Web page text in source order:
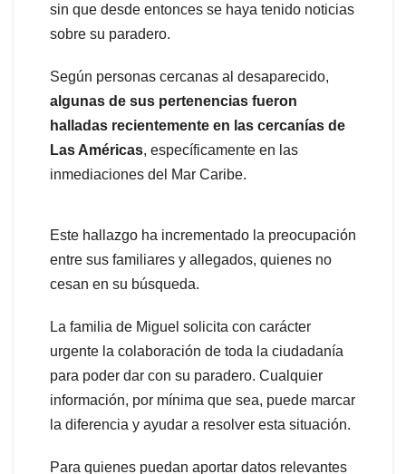
sin que desde entonces se haya tenido noticias
sobre su paradero.
Según personas cercanas al desaparecido,
algunas de sus pertenencias fueron
halladas recientemente en las cercanías de
Las Américas, específicamente en las
inmediaciones del Mar Caribe.
Este hallazgo ha incrementado la preocupación
entre sus familiares y allegados, quienes no
cesan en su búsqueda.
La familia de Miguel solicita con carácter
urgente la colaboración de toda la ciudadanía
para poder dar con su paradero. Cualquier
información, por mínima que sea, puede marcar
la diferencia y ayudar a resolver esta situación.
Para quienes puedan aportar datos relevantes